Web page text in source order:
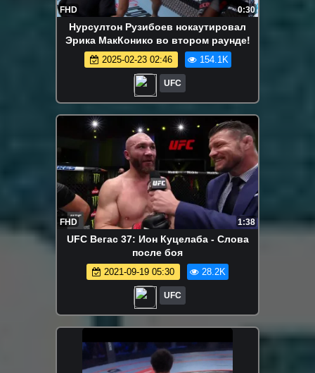
FHD 0:30
Нурсултон Рузибоев нокаутировал
Эрика МакКонико во втором раунде!
2025-02-23 02:46 154.1K
UFC
FHD 1:38
UFC Вегас 37: Ион Куцелаба - Слова
после боя
2021-09-19 05:30 28.2K
UFC